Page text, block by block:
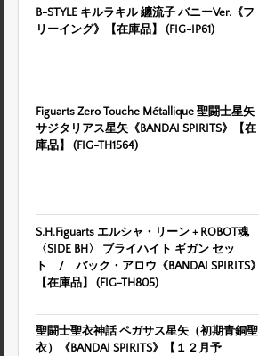
B-STYLE キルラキル 纏流子 バニーVer.《フ
リーイング》【在庫品】 (FIG-IP61)
Figuarts Zero Touche Métallique 聖闘士星矢
サジタリアス星矢《BANDAI SPIRITS》【在
庫品】 (FIG-TH1564)
S.H.Figuarts エルシャ・リーン + ROBOT魂
〈SIDE BH〉 ブライハイト ギガン セッ
ト / バック・アロウ《BANDAI SPIRITS》
【在庫品】 (FIG-TH805)
聖闘士聖衣神話 ペガサス星矢（初期青銅聖
衣）《BANDAI SPIRITS》【１２月予